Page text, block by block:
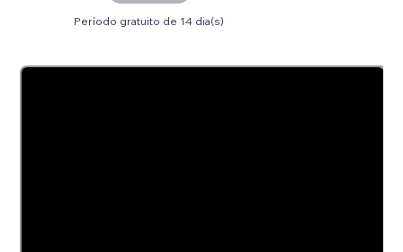
Período gratuito de 14 dia(s)